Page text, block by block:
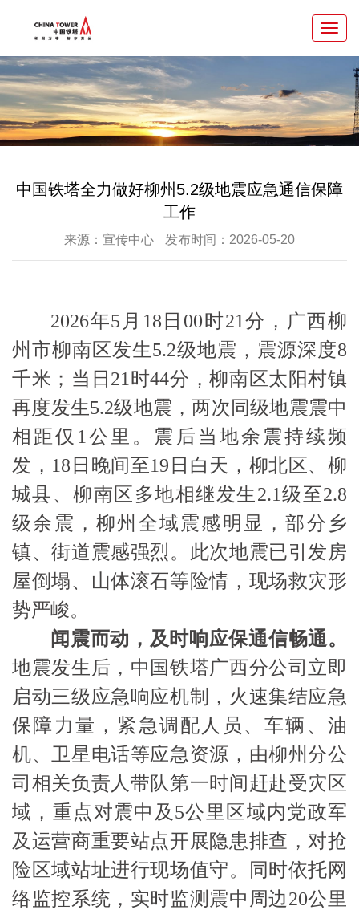
中国铁塔全力做好柳州5.2级地震应急通信保障
工作
来源：宣传中心 发布时间：2026-05-20
2026年5月18日00时21分，广西柳
州市柳南区发生5.2级地震，震源深度8
千米；当日21时44分，柳南区太阳村镇
再度发生5.2级地震，两次同级地震震中
相距仅1公里。震后当地余震持续频
发，18日晚间至19日白天，柳北区、柳
城县、柳南区多地相继发生2.1级至2.8
级余震，柳州全域震感明显，部分乡
镇、街道震感强烈。此次地震已引发房
屋倒塌、山体滚石等险情，现场救灾形
势严峻。
闻震而动，及时响应保通信畅通。
地震发生后，中国铁塔广西分公司立即
启动三级应急响应机制，火速集结应急
保障力量，紧急调配人员、车辆、油
机、卫星电话等应急资源，由柳州分公
司相关负责人带队第一时间赶赴受灾区
域，重点对震中及 5公里区域内党政军
及运营商重要站点开展隐患排查，对抢
险区域站址进行现场值守。同时依托网
络监控系统，实时监测震中周边20公里